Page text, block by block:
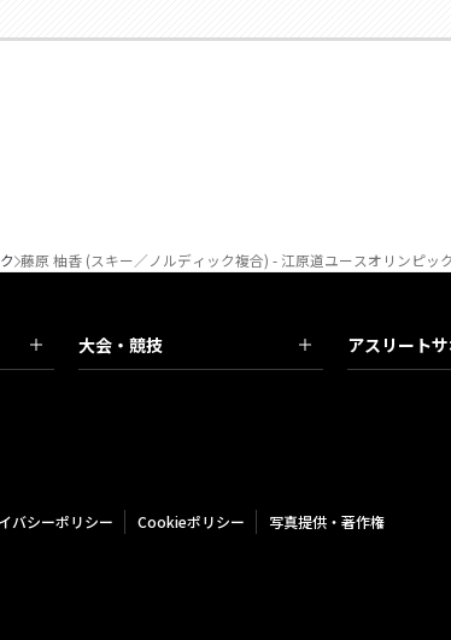
藤原 柚香 (スキー／ノルディック複合) - 江原道ユースオリンピッ
大会・競技 アスリート
バシーポリシー Cookieポリシー 写真提供・著作権